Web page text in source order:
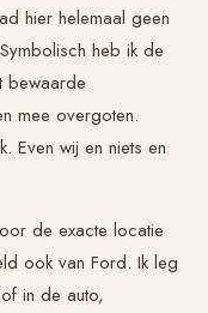
hier helemaal geen
heb ik de
bewaarde
mee overgoten.
Even wij en niets en
de exacte locatie
ook van Ford. Ik leg
in de auto,